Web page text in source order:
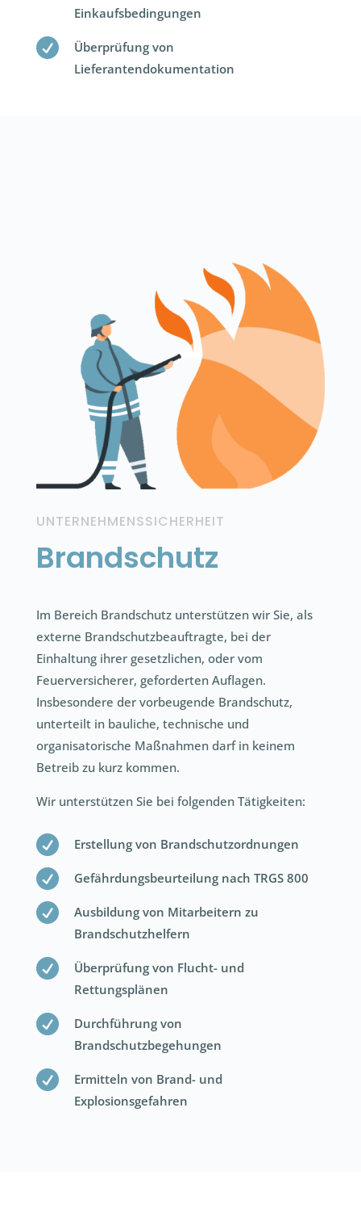
Einkaufsbedingungen

Überprüfung von
Lieferantendokumentation
UNTERNEHMENSSICHERHEIT
Brandschutz
Im Bereich Brandschutz unterstützen wir Sie, als
externe Brandschutzbeauftragte, bei der
Einhaltung ihrer gesetzlichen, oder vom
Feuerversicherer, geforderten Auflagen.
Insbesondere der vorbeugende Brandschutz,
unterteilt in bauliche, technische und
organisatorische Maßnahmen darf in keinem
Betreib zu kurz kommen.
Wir unterstützen Sie bei folgenden Tätigkeiten:
 Erstellung von Brandschutzordnungen
 Gefährdungsbeurteilung nach TRGS 800

Ausbildung von Mitarbeitern zu
Brandschutzhelfern

Überprüfung von Flucht- und
Rettungsplänen

Durchführung von
Brandschutzbegehungen

Ermitteln von Brand- und
Explosionsgefahren